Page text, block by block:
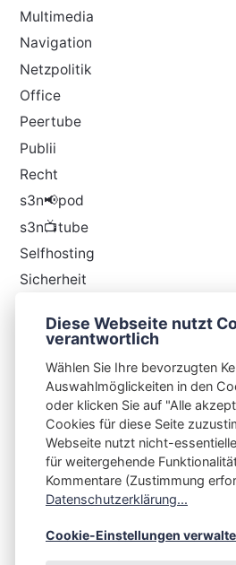
Multimedia
Navigation
Netzpolitik
Office
Peertube
Publii
Recht
s3n📢pod
s3n📺tube
Selfhosting
Sicherheit
Thunderbird
Integrating Open-Source Blog
Impressum
Kontakt
Diese Webseite nutzt
verantwortlich
Wählen Sie Ihre bevorzugten
Auswahlmöglickeiten in den
oder klicken Sie auf "Alle
Cookies für diese Seite
Webseite nutzt nicht-
für weitergehende
Kommentare (Zustimmung
Datenschutzerklärung...
Cookie-Einstellungen